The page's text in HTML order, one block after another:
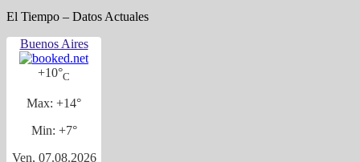
El Tiempo – Datos Actuales
Buenos Aires
+10°C
Max: +14°
Min: +7°
Ven, 07.08.2026